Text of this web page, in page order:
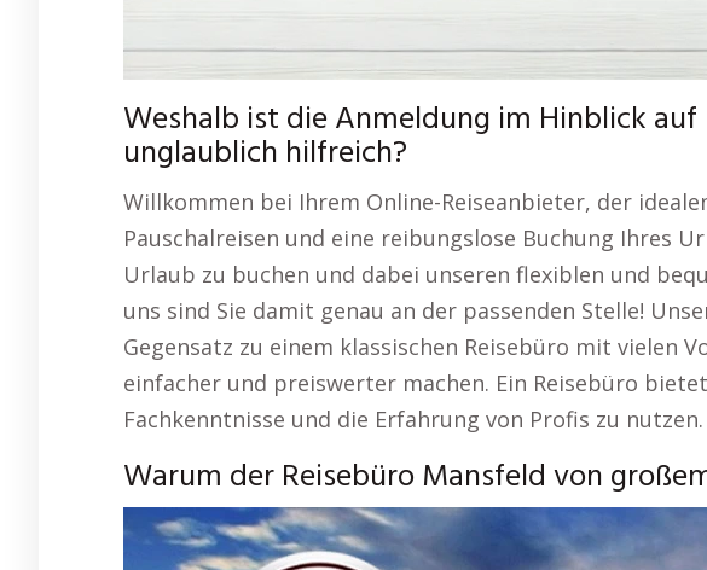
Weshalb ist die Anmeldung im Hinblick
unglaublich hilfreich?
Willkommen bei Ihrem Online-Reiseanbieter, der
Pauschalreisen und eine reibungslose Buchung Ihres
Urlaub zu buchen und dabei unseren flexiblen und
uns sind Sie damit genau an der passenden Stelle!
Gegensatz zu einem klassischen Reisebüro mit vielen
einfacher und preiswerter machen. Ein Reisebüro
Fachkenntnisse und die Erfahrung von Profis zu nutzen.
Warum der Reisebüro Mansfeld von